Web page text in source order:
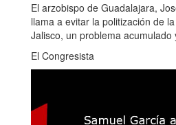
El arzobispo de Guadalajara,
llama a evitar la politización de
Jalisco, un problema acumulado
El Congresista